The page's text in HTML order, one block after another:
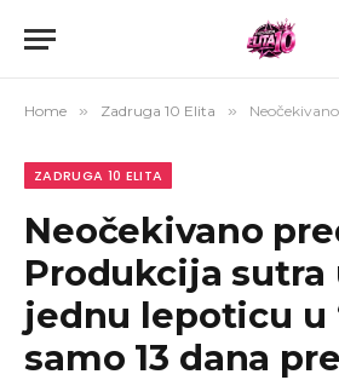
Home » Zadruga 10 Elita » Neočekivano pred 20. jul:
ZADRUGA 10 ELITA
Neočekivano
Produkcija sutra
jednu lepoticu u
samo 13 dana